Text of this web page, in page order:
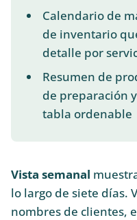
Calendario de
de inventario
detalle por
Resumen de
de preparación
tabla ordenable
Vista semanal
lo largo de siete días.
nombres de clientes,